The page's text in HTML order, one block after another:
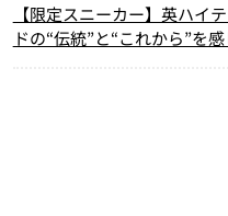
【限定スニーカー】英ハイ
ドの“伝統”と“これから”を